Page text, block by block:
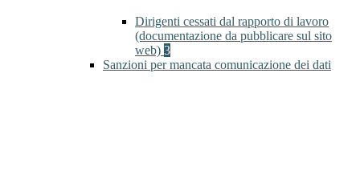
Dirigenti cessati dal rapporto di lavoro
(documentazione da pubblicare sul sito
web) 3
Sanzioni per mancata comunicazione dei dati